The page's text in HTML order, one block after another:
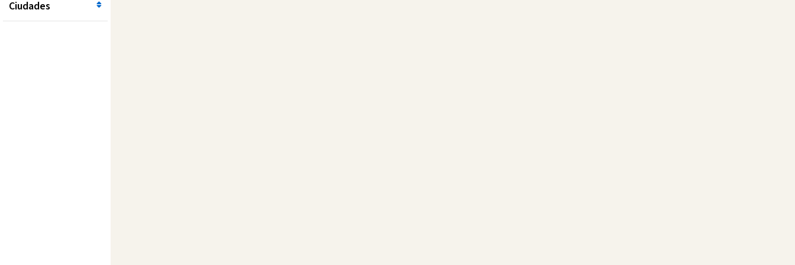
Ciudades